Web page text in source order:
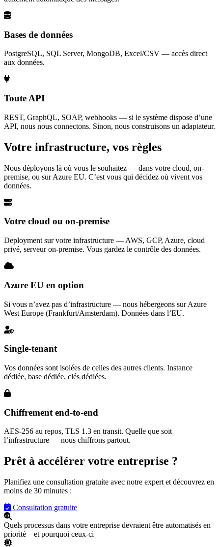
Bases de données
PostgreSQL, SQL Server, MongoDB, Excel/CSV — accès direct
aux données.
Toute API
REST, GraphQL, SOAP, webhooks — si le système dispose d’une
API, nous nous connectons. Sinon, nous construisons un adaptateur.
Votre infrastructure, vos règles
Nous déployons là où vous le souhaitez — dans votre cloud, on-
premise, ou sur Azure EU. C’est vous qui décidez où vivent vos
données.
Votre cloud ou on-premise
Deployment sur votre infrastructure — AWS, GCP, Azure, cloud
privé, serveur on-premise. Vous gardez le contrôle des données.
Azure EU en option
Si vous n’avez pas d’infrastructure — nous hébergeons sur Azure
West Europe (Frankfurt/Amsterdam). Données dans l’EU.
Single-tenant
Vos données sont isolées de celles des autres clients. Instance
dédiée, base dédiée, clés dédiées.
Chiffrement end-to-end
AES-256 au repos, TLS 1.3 en transit. Quelle que soit
l’infrastructure — nous chiffrons partout.
Prêt à accélérer votre entreprise ?
Planifiez une consultation gratuite avec notre expert et découvrez en
moins de 30 minutes :
Consultation gratuite
Quels processus dans votre entreprise devraient être automatisés en
priorité – et pourquoi ceux-ci